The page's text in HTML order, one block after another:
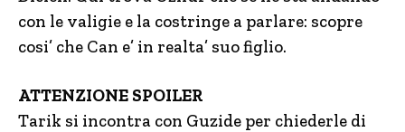
con le valigie e la costringe a parlare: scopre
cosi’ che Can e’ in realta’ suo figlio.
ATTENZIONE SPOILER
Tarik si incontra con Guzide per chiederle di